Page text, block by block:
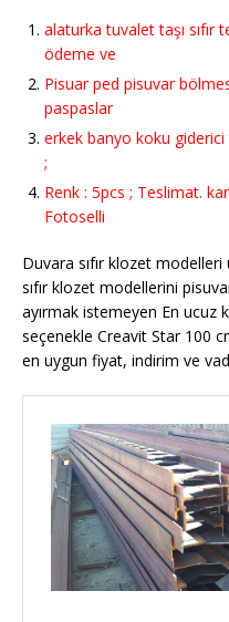
alaturka tuvalet taşı
ödeme ve
Pisuar ped pisuvar
paspaslar
erkek banyo koku
;
Renk : 5pcs ; Teslimat.
Fotoselli
Duvara sıfır klozet
sıfır klozet modellerini
ayırmak istemeyen En ucuz
seçenekle Creavit Star 100
en uygun fiyat, indirim ve